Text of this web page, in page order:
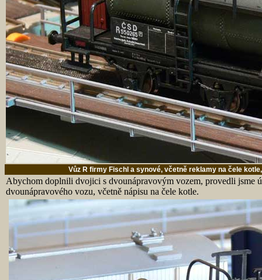
Vůz R firmy Fischl a synové, včetně reklamy na čele
Abychom doplnili dvojici s dvounápravovým vozem, provedli jsme
dvounápravového vozu, včetně nápisu na čele kotle.